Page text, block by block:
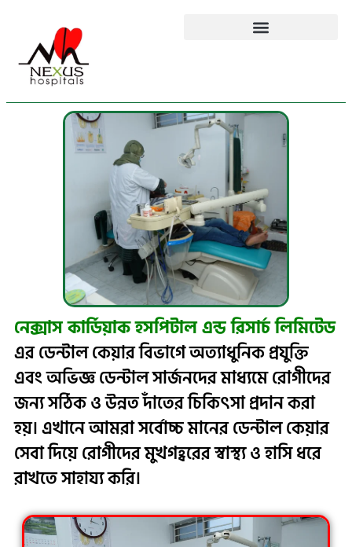
নেক্সাস কার্ডিয়াক হসপিটাল এন্ড রিসার্চ লিমিটেড
এর ডেন্টাল কেয়ার বিভাগে অত্যাধুনিক প্রযুক্তি
এবং অভিজ্ঞ ডেন্টাল সার্জনদের মাধ্যমে রোগীদের
জন্য সঠিক ও উন্নত দাঁতের চিকিৎসা প্রদান করা
হয়। এখানে আমরা সর্বোচ্চ মানের ডেন্টাল কেয়ার
সেবা দিয়ে রোগীদের মুখগহ্বরের স্বাস্থ্য ও হাসি ধরে
রাখতে সাহায্য করি।